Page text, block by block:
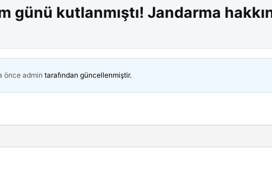
günü kutlanmıştı! Jandarma
önce admin tarafından güncellenmiştir.